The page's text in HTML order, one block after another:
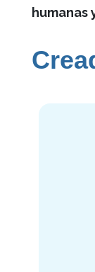
humanas